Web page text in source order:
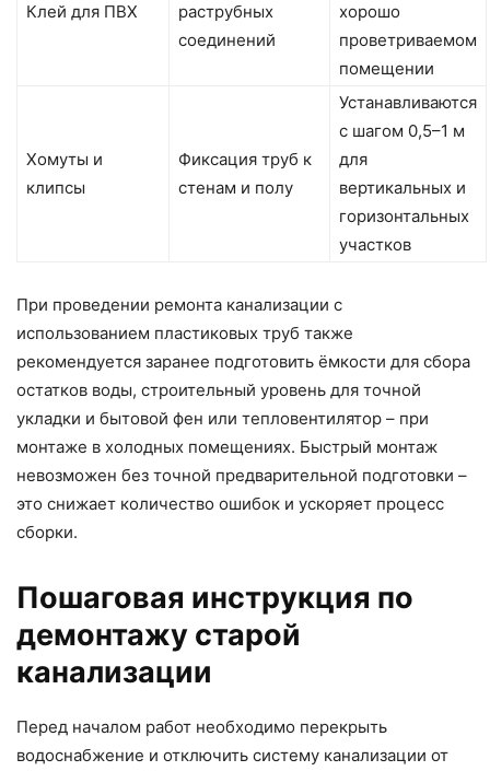
Клей для ПВХ
раструбных
соединений
хорошо
проветриваемом
помещении
Хомуты и
клипсы
Фиксация труб к
стенам и полу
Устанавливаются
с шагом 0,5–1 м
для
вертикальных и
горизонтальных
участков
При проведении ремонта канализации с
использованием пластиковых труб также
рекомендуется заранее подготовить ёмкости для сбора
остатков воды, строительный уровень для точной
укладки и бытовой фен или тепловентилятор – при
монтаже в холодных помещениях. Быстрый монтаж
невозможен без точной предварительной подготовки –
это снижает количество ошибок и ускоряет процесс
сборки.
Пошаговая инструкция по
демонтажу старой
канализации
Перед началом работ необходимо перекрыть
водоснабжение и отключить систему канализации от